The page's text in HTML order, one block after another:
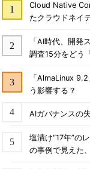
Cloud Native
たクラウドネイ
「AI時代、開
調査15分をどう
「AlmaLinux
う影響する？
AIガバナンスの
塩漬け“17年”の
の事例で見えた